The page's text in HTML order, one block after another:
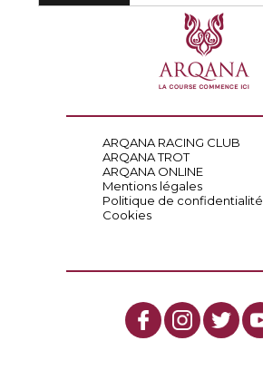
ARQANA RACING CLUB
ARQANA TROT
ARQANA ONLINE
Mentions légales
Politique de confidentialité
Cookies